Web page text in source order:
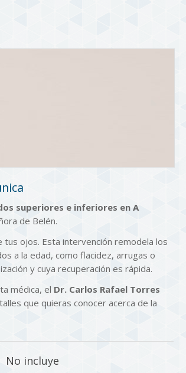
superiores e inferiores en A
de Belén.
tus ojos. Esta intervención remodela los
a la edad, como flacidez, arrugas o
y cuya recuperación es rápida.
médica, el Dr. Carlos Rafael Torres
que quieras conocer acerca de la
No incluye